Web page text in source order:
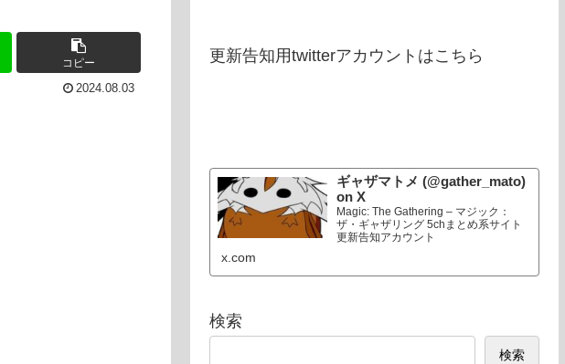
コピー
2024.08.03
更新告知用twitterアカウントはこちら
ギャザマトメ (@gather_mato)
on X
Magic: The Gathering – マジック：
ザ・ギャザリング 5chまとめ系サイト
更新告知アカウント
x.com
検索
検索